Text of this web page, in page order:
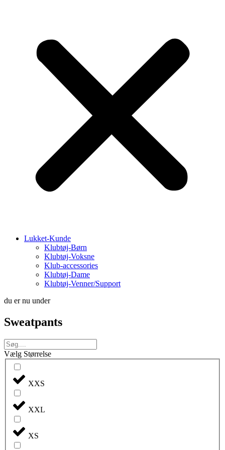
Lukket-Kunde
Klubtøj-Børn
Klubtøj-Voksne
Klub-accessories
Klubtøj-Dame
Klubtøj-Venner/Support
du er nu under
Sweatpants
Vælg Størrelse
XXS
XXL
XS